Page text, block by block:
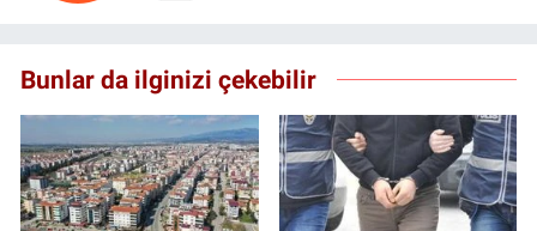
Bunlar da ilginizi çekebilir